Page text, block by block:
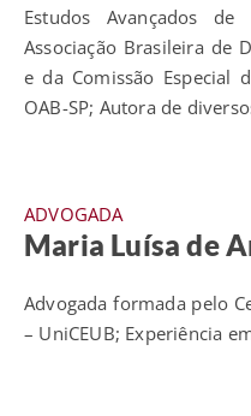
Estudos Avançados
Associação Brasileira de
e da Comissão Especial
OAB-SP; Autora de
ADVOGADA
Maria Luísa de
Advogada formada pelo
– UniCEUB; Experiência